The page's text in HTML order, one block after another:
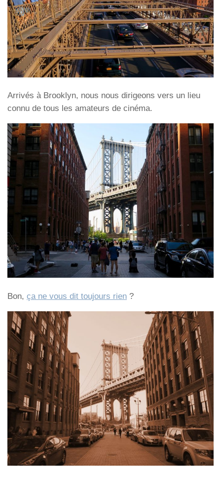
Arrivés à Brooklyn, nous nous dirigeons vers un lieu
connu de tous les amateurs de cinéma.
Bon, ça ne vous dit toujours rien ?